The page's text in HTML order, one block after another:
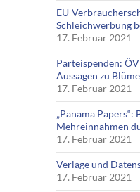
EU-
Schleichwerbung
17. Februar 2021
Parteispenden:
Aussagen zu
17. Februar 2021
„Panama
Mehreinnahmen
17. Februar 2021
Verlage und
17. Februar 2021